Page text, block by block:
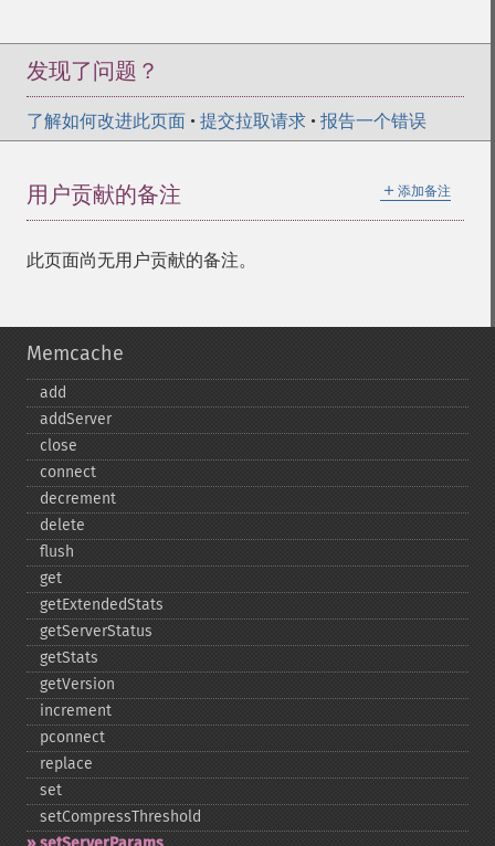
发现了问题？
了解如何改进此页面 • 提交拉取请求 • 报告一个错误
＋ 添加备注
用户贡献的备注
此页面尚无用户贡献的备注。
Memcache
add
addServer
close
connect
decrement
delete
flush
get
getExtendedStats
getServerStatus
getStats
getVersion
increment
pconnect
replace
set
setCompressThreshold